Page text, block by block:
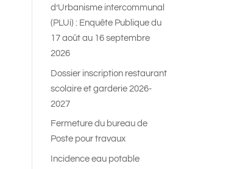
d’Urbanisme intercommunal
(PLUi) : Enquête Publique du
17 août au 16 septembre
2026
Dossier inscription restaurant
scolaire et garderie 2026-
2027
Fermeture du bureau de
Poste pour travaux
Incidence eau potable